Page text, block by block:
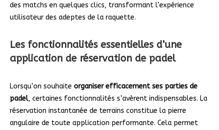
des matchs en quelques clics, transformant l’expérience
utilisateur des adeptes de la raquette.
Les fonctionnalités essentielles d’une
application de réservation de padel
Lorsqu’on souhaite organiser efficacement ses parties de
padel, certaines fonctionnalités s’avèrent indispensables. La
réservation instantanée de terrains constitue la pierre
angulaire de toute application performante. Cela permet